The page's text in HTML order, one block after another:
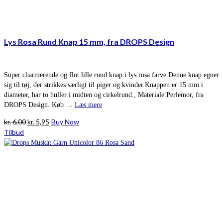
Lys Rosa Rund Knap 15 mm, fra DROPS Design
Super charmerende og flot lille rund knap i lys rosa farve.Denne knap egner
sig til tøj, der strikkes særligt til piger og kvinder.Knappen er 15 mm i
diameter, har to huller i midten og cirkelrund., Materiale:Perlemor, fra
DROPS Design. Køb … Læs mere
kr.6,00Den
pris
kr. 5,95 Den
pris
Buy Now
Tilbud